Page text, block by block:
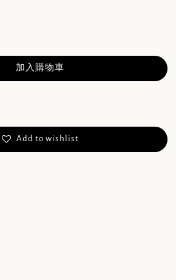
加入購物車
Add to wishlist